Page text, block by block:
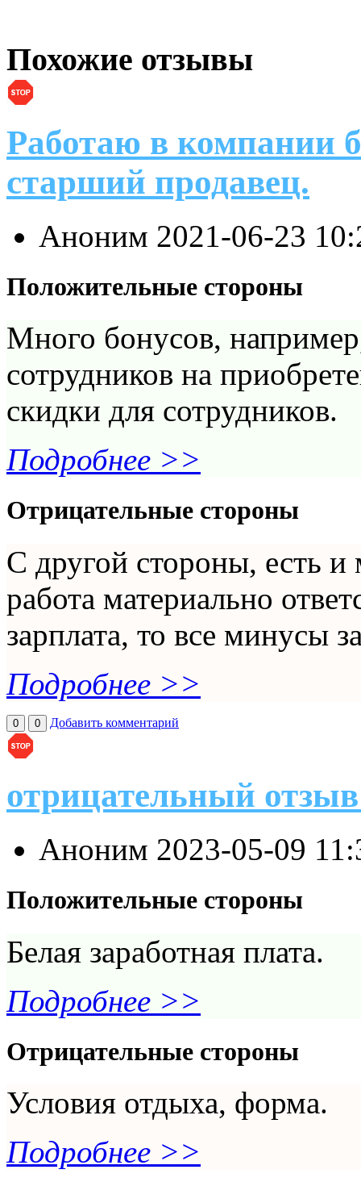
Похожие отзывы
Работаю в компании
старший продавец.
Аноним 2021-06-23
Положительные стороны
Много бонусов,
сотрудников на
скидки для сотрудников.
Подробнее >>
Отрицательные стороны
С другой стороны, есть
работа материально
зарплата, то все минусы
Подробнее >>
0 0 Добавить комментарий
отрицательный
Аноним 2023-05-09
Положительные стороны
Белая заработная плата.
Подробнее >>
Отрицательные стороны
Условия отдыха, форма.
Подробнее >>